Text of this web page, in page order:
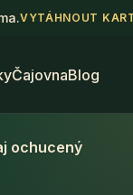
VYTÁHNOUT
ČajovnaBlog
ochucený